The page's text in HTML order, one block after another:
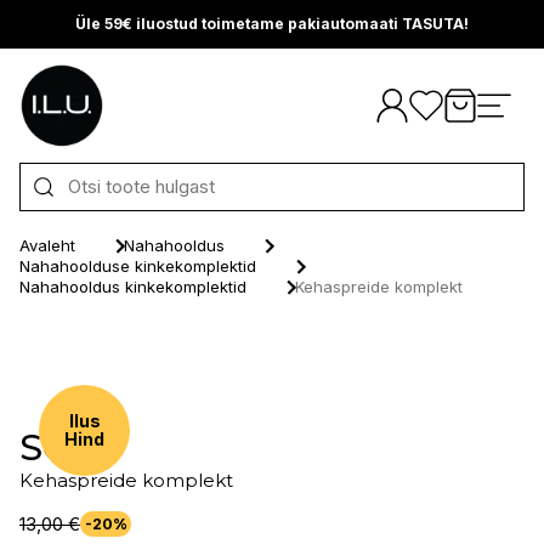
Üle 59€ iluostud toimetame pakiautomaati TASUTA!
Otse sisu juurde
Avaleht
Nahahooldus
Nahahoolduse kinkekomplektid
Nahahooldus kinkekomplektid
Kehaspreide komplekt
Ilus
Hind
SO...?
Kehaspreide komplekt
13,00 € -20%